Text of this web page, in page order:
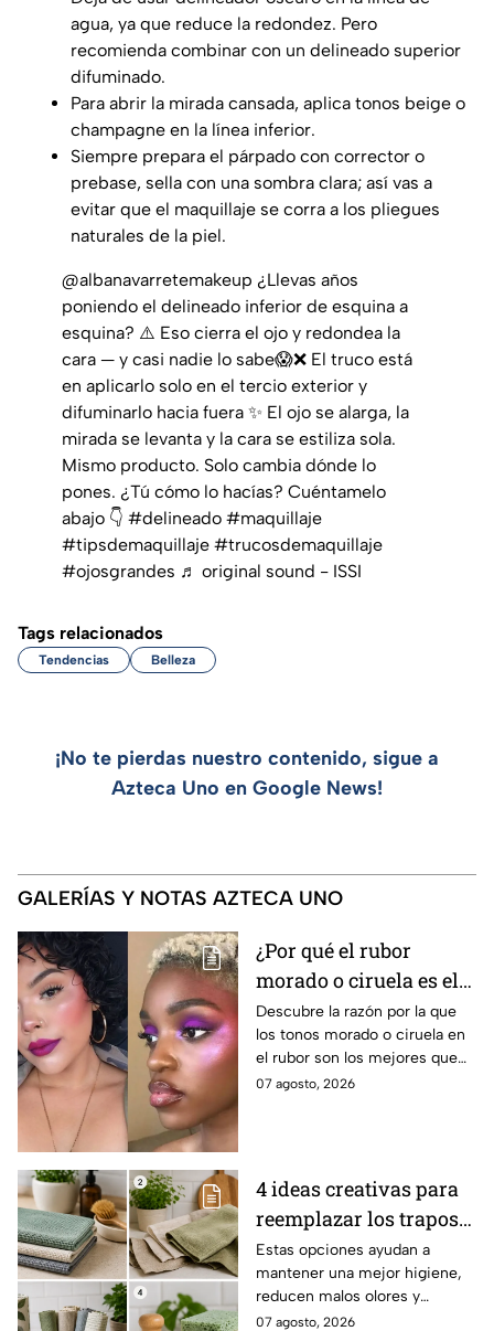
agua, ya que reduce la redondez. Pero
recomienda combinar con un delineado superior
difuminado.
Para abrir la mirada cansada, aplica tonos beige o
champagne en la línea inferior.
Siempre prepara el párpado con corrector o
prebase, sella con una sombra clara; así vas a
evitar que el maquillaje se corra a los pliegues
naturales de la piel.
@albanavarretemakeup ¿Llevas años
poniendo el delineado inferior de esquina a
esquina? ⚠️ Eso cierra el ojo y redondea la
cara — y casi nadie lo sabe😱❌ El truco está
en aplicarlo solo en el tercio exterior y
difuminarlo hacia fuera ✨ El ojo se alarga, la
mirada se levanta y la cara se estiliza sola.
Mismo producto. Solo cambia dónde lo
pones. ¿Tú cómo lo hacías? Cuéntamelo
abajo 👇 #delineado #maquillaje
#tipsdemaquillaje #trucosdemaquillaje
#ojosgrandes ♬ original sound - ISSI
Tags relacionados
Tendencias Belleza
¡No te pierdas nuestro contenido, sigue a
Azteca Uno en Google News!
GALERÍAS Y NOTAS AZTECA UNO
¿Por qué el rubor
morado o ciruela es el
mejor secreto para
iluminar las pieles
morenas?
Descubre la razón por la que
los tonos morado o ciruela en
el rubor son los mejores que
puedes elegir si tienes la piel
07 agosto, 2026
4 ideas creativas para
reemplazar los trapos
de cocina por opciones
más saludables,
modernas y elegantes
Estas opciones ayudan a
mantener una mejor higiene,
reducen malos olores y
aportan un toque moderno a la
07 agosto, 2026